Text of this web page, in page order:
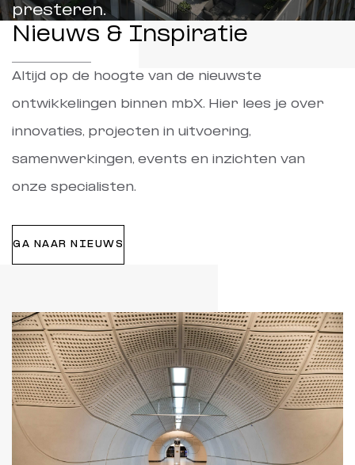
presteren.
Nieuws & Inspiratie
Altijd op de hoogte van de nieuwste
ontwikkelingen binnen mbX. Hier lees je over
innovaties, projecten in uitvoering,
samenwerkingen, events en inzichten van
onze specialisten.
GA NAAR NIEUWS